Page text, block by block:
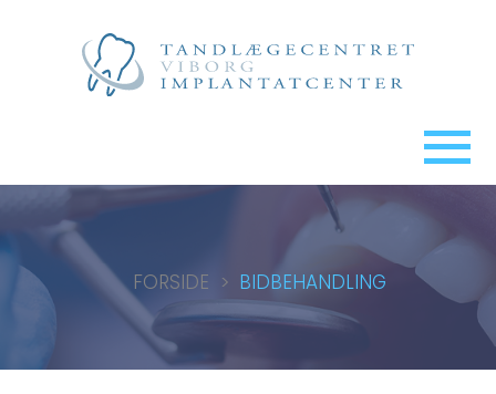
FORSIDE > BIDBEHANDLING